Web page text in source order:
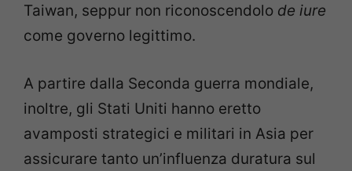
Taiwan, seppur non riconoscendolo de iure
come governo legittimo.
A partire dalla Seconda guerra mondiale,
inoltre, gli Stati Uniti hanno eretto
avamposti strategici e militari in Asia per
assicurare tanto un’influenza duratura sul